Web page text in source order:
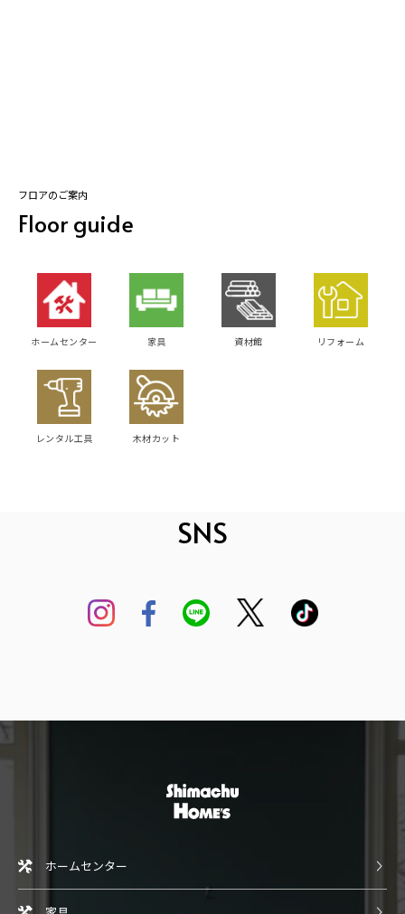
フロアのご案内
Floor guide
ホームセンター 家具 資材館 リフォーム
レンタル工具 木材カット
SNS
ホームセンター